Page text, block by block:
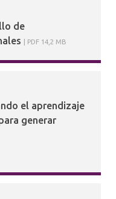
de
PDF 14,2 MB
el aprendizaje
generar